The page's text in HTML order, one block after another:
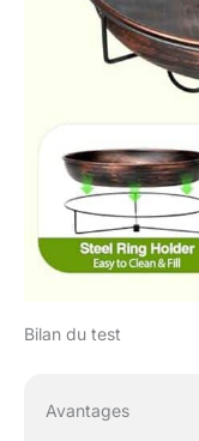
Bilan du test
Avantages